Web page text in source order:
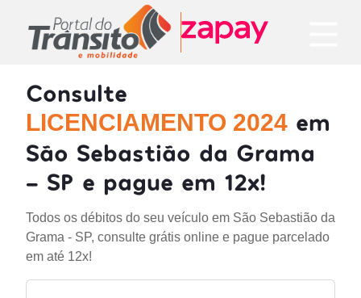
Consulte
LICENCIAMENTO 2024 em
São Sebastião da Grama
- SP e pague em 12x!
Todos os débitos do seu veículo em São Sebastião da
Grama - SP, consulte grátis online e pague parcelado
em até 12x!